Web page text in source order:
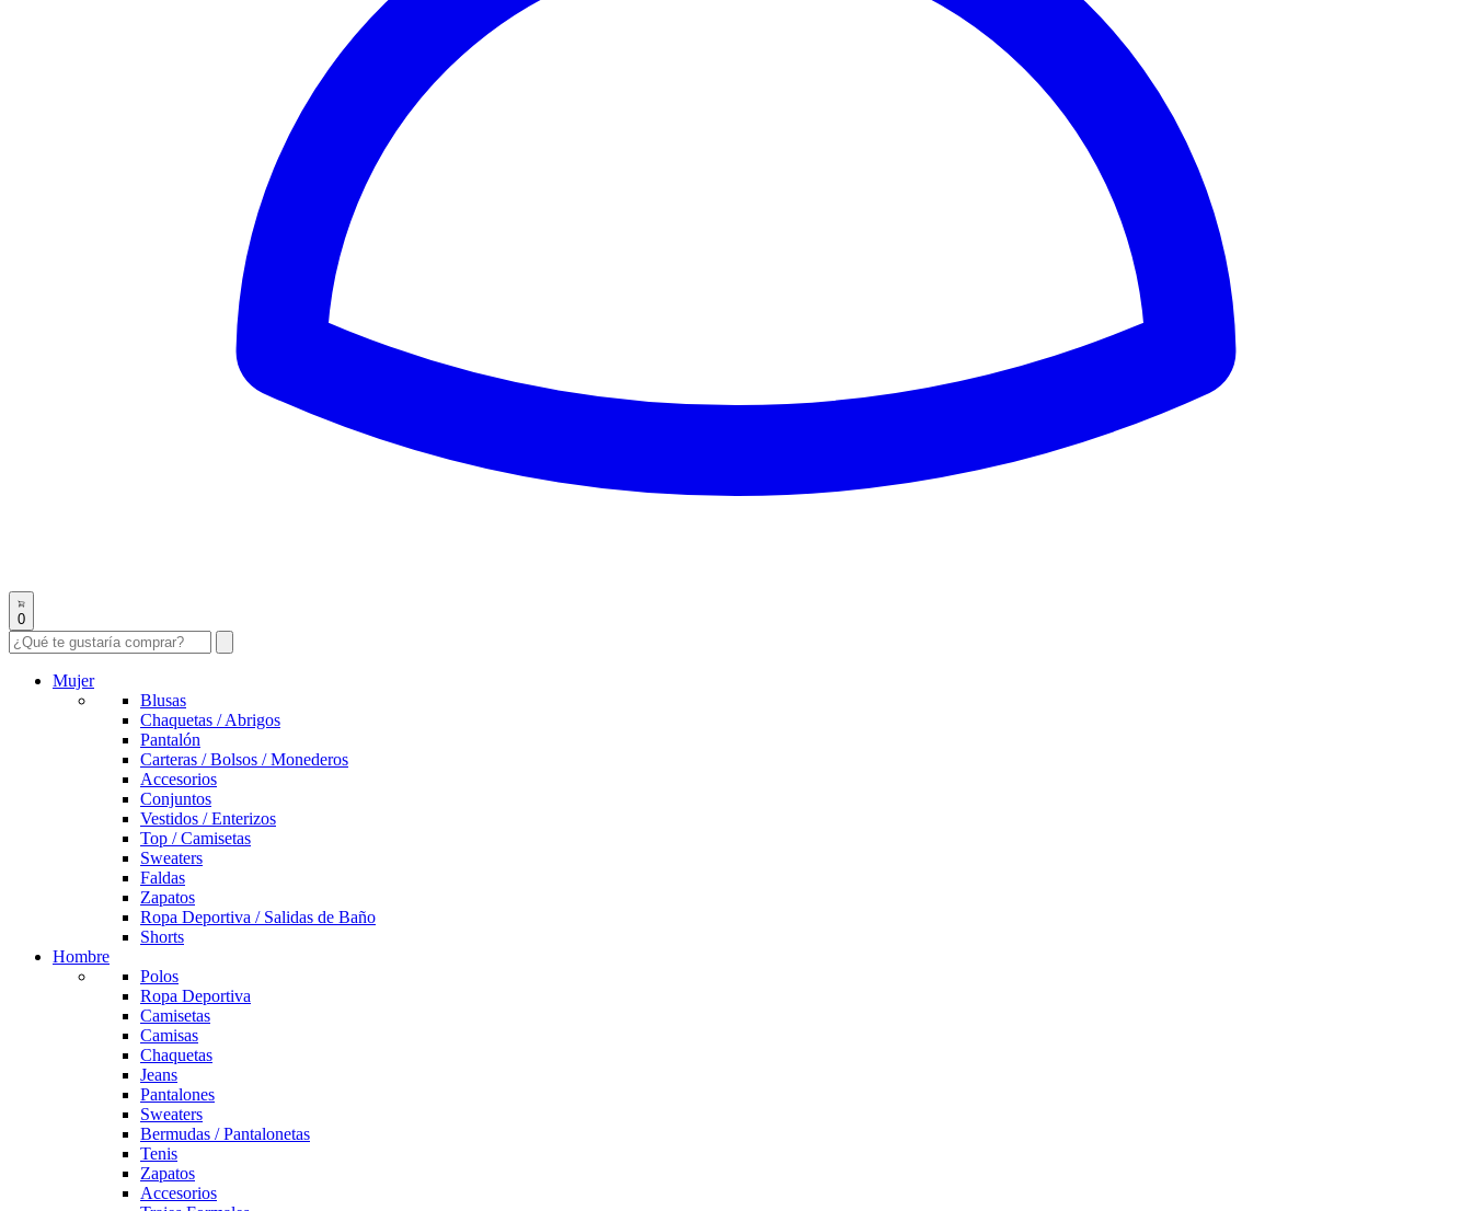
0
Mujer
Blusas
Chaquetas / Abrigos
Pantalón
Carteras / Bolsos / Monederos
Accesorios
Conjuntos
Vestidos / Enterizos
Top / Camisetas
Sweaters
Faldas
Zapatos
Ropa Deportiva / Salidas de Baño
Shorts
Hombre
Polos
Ropa Deportiva
Camisetas
Camisas
Chaquetas
Jeans
Pantalones
Sweaters
Bermudas / Pantalonetas
Tenis
Zapatos
Accesorios